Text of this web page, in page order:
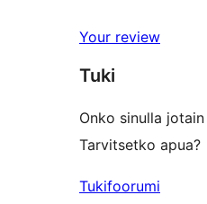
reviews
star
reviews
Your review
Tuki
Onko sinulla
Tarvitsetko apua?
Tukifoorumi